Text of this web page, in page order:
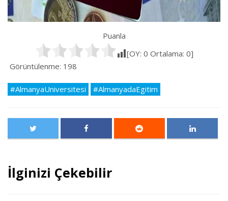
Puanla
[OY: 0 Ortalama: 0]
Görüntülenme: 198
#AlmanyaUniversitesi #AlmanyadaEgitim
İlginizi Çekebilir